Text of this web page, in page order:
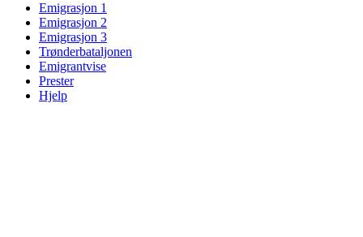
Emigrasjon 1
Emigrasjon 2
Emigrasjon 3
Trønderbataljonen
Emigrantvise
Prester
Hjelp